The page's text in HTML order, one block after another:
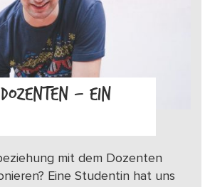
– EIN
mit dem Dozenten
Eine Studentin hat uns